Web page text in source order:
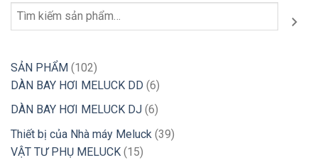
Tìm
SẢN PHẨM 102102
sản
phẩm
DÀN BAY HƠI MELUCK DD 66
sản
phẩm
DÀN BAY HƠI MELUCK DJ 66
sản
phẩm
Thiết bị của Nhà máy Meluck 3939
VẬT TƯ PHỤ MELUCK 1515